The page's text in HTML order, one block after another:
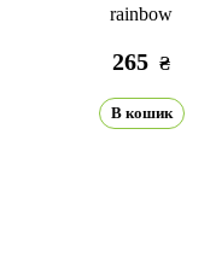
rainbow
265 ₴
В кошик